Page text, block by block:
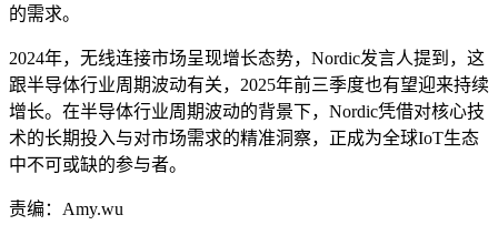
的需求。
2024年，无线连接市场呈现增长态势，Nordic发言人提到，这
跟半导体行业周期波动有关，2025年前三季度也有望迎来持续
增长。在半导体行业周期波动的背景下，Nordic凭借对核心技
术的长期投入与对市场需求的精准洞察，正成为全球IoT生态
中不可或缺的参与者。
责编：Amy.wu